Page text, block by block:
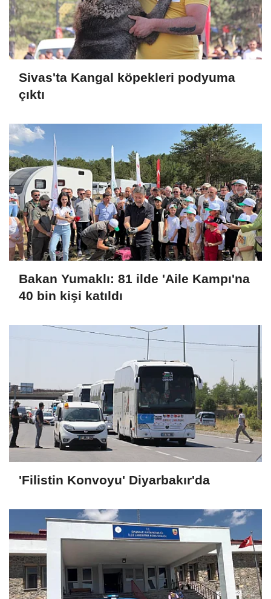
Sivas'ta Kangal köpekleri podyuma
çıktı
Bakan Yumaklı: 81 ilde 'Aile Kampı'na
40 bin kişi katıldı
'Filistin Konvoyu' Diyarbakır'da